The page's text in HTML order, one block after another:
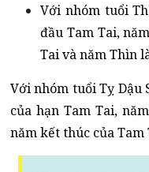
Với nhóm tuổi
đầu Tam Tai,
Tai và năm Thìn
Với nhóm tuổi Tỵ Dậu
của hạn Tam Tai,
năm kết thúc của Tam